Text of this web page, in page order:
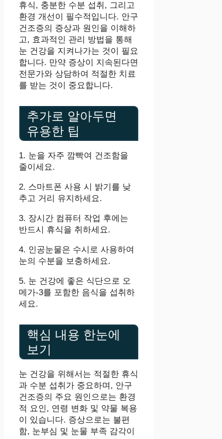
휴식, 충분한 수분 섭취, 그리고
환경 개선이 필수적입니다. 안구
건조증의 증상과 원인을 이해하
고, 효과적인 관리 방법을 통해
눈 건강을 지켜나가는 것이 필요
합니다. 만약 증상이 지속된다면
전문가와 상담하여 적절한 치료
를 받는 것이 중요합니다.
추가로 알아두면
유용한 팁
1. 눈을 자주 깜빡여 건조함을
줄이세요.
2. 스마트폰 사용 시 밝기를 낮
추고 거리 유지하세요.
3. 장시간 컴퓨터 작업 후에는
반드시 휴식을 취하세요.
4. 인공눈물은 수시로 사용하여
눈의 수분을 보충하세요.
5. 눈 건강에 좋은 식단으로 오
메가-3를 포함한 음식을 섭취하
세요.
핵심 내용 한눈에
보기
눈 건강을 위해서는 적절한 휴식
과 수분 섭취가 중요하며, 안구
건조증의 주요 원인으로는 환경
적 요인, 연령 변화 및 약물 복용
이 있습니다. 증상으로는 불편
함, 눈부심 및 눈물 부족 감각이